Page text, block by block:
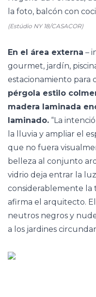
(Estúdio NY 18/CASACOR)
En el área externa –
gourmet, jardín,
estacionamiento para
pérgola estilo
madera laminada
laminado. “La
la lluvia y ampliar el
que no fuera
belleza al conjunto
vidrio deja entrar la
considerablemente la
afirma el arquitecto.
neutros negros y
a los jardines